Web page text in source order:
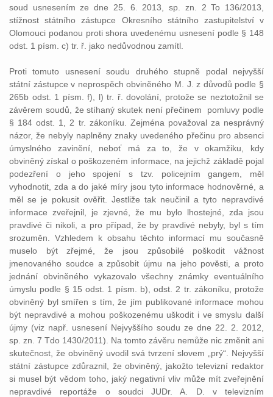
soud usnesením ze dne 25. 6. 2013, sp. zn. 2 To 136/2013,
stížnost státního zástupce Okresního státního zastupitelství v
Olomouci podanou proti shora uvedenému usnesení podle § 148
odst. 1 písm. c) tr. ř. jako nedůvodnou zamítl.
Proti tomuto usnesení soudu druhého stupně podal nejvyšší
státní zástupce v neprospěch obviněného M. J. z důvodů podle §
265b odst. 1 písm. f), l) tr. ř. dovolání, protože se neztotožnil se
závěrem soudů, že stíhaný skutek není přečinem pomluvy podle
§ 184 odst. 1, 2 tr. zákoníku. Zejména považoval za nesprávný
názor, že nebyly naplněny znaky uvedeného přečinu pro absenci
úmyslného zavinění, neboť má za to, že v okamžiku, kdy
obviněný získal o poškozeném informace, na jejichž základě pojal
podezření o jeho spojení s tzv. policejním gangem, měl
vyhodnotit, zda a do jaké míry jsou tyto informace hodnověrné, a
měl se je pokusit ověřit. Jestliže tak neučinil a tyto nepravdivé
informace zveřejnil, je zjevné, že mu bylo lhostejné, zda jsou
pravdivé či nikoli, a pro případ, že by pravdivé nebyly, byl s tím
srozuměn. Vzhledem k obsahu těchto informací mu současně
muselo být zřejmé, že jsou způsobilé poškodit vážnost
jmenovaného soudce a způsobit újmu na jeho pověsti, a proto
jednání obviněného vykazovalo všechny známky eventuálního
úmyslu podle § 15 odst. 1 písm. b), odst. 2 tr. zákoníku, protože
obviněný byl smířen s tím, že jím publikované informace mohou
být nepravdivé a mohou poškozenému uškodit i ve smyslu další
újmy (viz např. usnesení Nejvyššího soudu ze dne 22. 2. 2012,
sp. zn. 7 Tdo 1430/2011). Na tomto závěru nemůže nic změnit ani
skutečnost, že obviněný uvodil svá tvrzení slovem „prý“. Nejvyšší
státní zástupce zdůraznil, že obviněný, jakožto televizní redaktor
si musel být vědom toho, jaký negativní vliv může mít zveřejnění
nepravdivé reportáže o soudci JUDr. A. D. v televizním